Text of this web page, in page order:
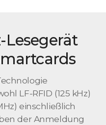
LF-RFID (125 kHz)
einschließlich
der Anmeldung